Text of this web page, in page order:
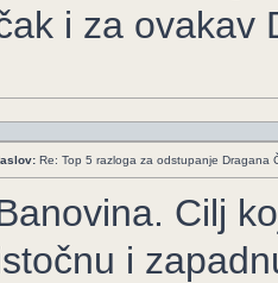
i za ovakav
Re: Top 5 razloga za odstupanje Dragana
Cilj
i